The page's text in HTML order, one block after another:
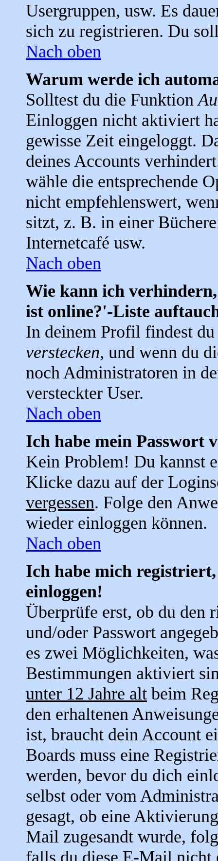
Usergruppen, usw. Es
sich zu registrieren. Du
Nach oben
Warum werde ich
Solltest du die Funktion
Einloggen nicht aktiviert
gewisse Zeit eingeloggt.
deines Accounts
wähle die entsprechende
nicht empfehlenswert,
sitzt, z. B. in einer
Internetcafé usw.
Nach oben
Wie kann ich
ist online?'-Liste
In deinem Profil findest
verstecken, und wenn du
noch Administratoren in
versteckter User.
Nach oben
Ich habe mein Passwort
Kein Problem! Du kannst
Klicke dazu auf der
vergessen. Folge den
wieder einloggen können.
Nach oben
Ich habe mich
einloggen!
Überprüfe erst, ob du den
und/oder Passwort
es zwei Möglichkeiten,
Bestimmungen aktiviert
unter 12 Jahre alt beim
den erhaltenen
ist, braucht dein Account
Boards muss eine
werden, bevor du dich
selbst oder vom
gesagt, ob eine
Mail zugesandt wurde,
falls du diese E-Mail nicht